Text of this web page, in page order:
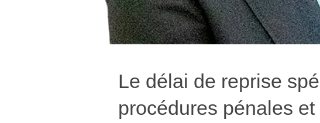
Le délai de reprise
procédures pénales